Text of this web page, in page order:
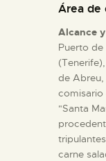
Área de
Alcance
Puerto de
de
comisario
"Santa
carne